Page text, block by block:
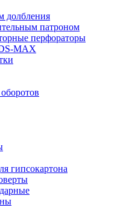
долбления
патроном
перфораторы
MAX
гипсокартона